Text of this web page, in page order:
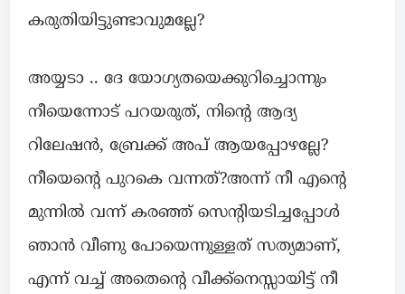
കരുതിയിട്ടുണ്ടാവുമല്ലേ?
അയ്യടാ .. ദേ യോഗ്യതയെക്കുറിച്ചൊന്നും
നീയെന്നോട് പറയരുത്, നിൻ്റെ ആദ്യ
റിലേഷൻ, ബ്രേക്ക് അപ് ആയപ്പോഴല്ലേ?
നീയെൻ്റെ പുറകെ വന്നത്?അന്ന് നീ എൻ്റെ
മുന്നിൽ വന്ന് കരഞ്ഞ് സെൻ്റിയടിച്ചപ്പോൾ
ഞാൻ വീണു പോയെന്നുള്ളത് സത്യമാണ്,
എന്ന് വച്ച് അതെൻ്റെ വീക്ക്നെസ്സായിട്ട് നീ